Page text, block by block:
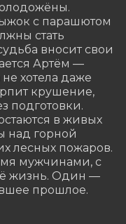
с парашютом
стать
вносит свои
Артём —
хотела даже
крушение,
подготовки.
в живых
над горной
лесных пожаров.
мужчинами, с
жизнь. Один —
прошлое.